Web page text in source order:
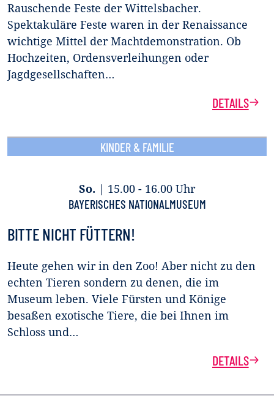
Rauschende Feste der Wittelsbacher.
Spektakuläre Feste waren in der Renaissance
wichtige Mittel der Machtdemonstration. Ob
Hochzeiten, Ordensverleihungen oder
Jagdgesellschaften…
DETAILS
KINDER & FAMILIE
So. | 15.00 - 16.00 Uhr
BAYERISCHES NATIONALMUSEUM
BITTE NICHT FÜTTERN!
Heute gehen wir in den Zoo! Aber nicht zu den
echten Tieren sondern zu denen, die im
Museum leben. Viele Fürsten und Könige
besaßen exotische Tiere, die bei Ihnen im
Schloss und…
DETAILS